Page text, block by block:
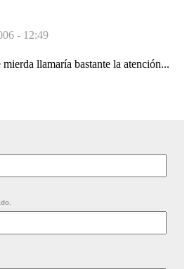
- 12:49
llamaría bastante la atención...